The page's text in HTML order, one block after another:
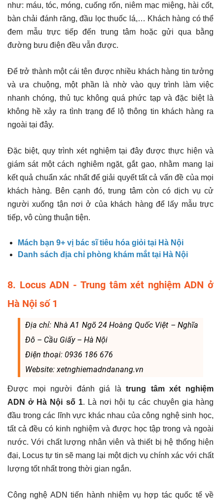
như: máu, tóc, móng, cuống rốn, niêm mạc miệng, hài cốt,
bàn chải đánh răng, đầu lọc thuốc lá,… Khách hàng có thể
đem mẫu trực tiếp đến trung tâm hoặc gửi qua bằng
đường bưu điện đều vẫn được.
Để trở thành một cái tên được nhiều khách hàng tin tưởng
và ưa chuộng, một phần là nhờ vào quy trình làm việc
nhanh chóng, thủ tục không quá phức tạp và đặc biệt là
không hề xảy ra tình trạng để lộ thông tin khách hàng ra
ngoài tại đây.
Đặc biệt, quy trình xét nghiệm tại đây được thực hiện và
giám sát một cách nghiêm ngặt, gắt gao, nhằm mang lại
kết quả chuẩn xác nhất để giải quyết tất cả vấn đề của mọi
khách hàng. Bên cạnh đó, trung tâm còn có dịch vụ cử
người xuống tận nơi ở của khách hàng để lấy mẫu trực
tiếp, vô cùng thuận tiện.
Mách bạn 9+ vị bác sĩ tiêu hóa giỏi tại Hà Nội
Danh sách địa chỉ phòng khám mắt tại Hà Nội
8. Locus ADN - Trung tâm xét nghiệm ADN ở
Hà Nội số 1
Địa chỉ: Nhà A1 Ngõ 24 Hoàng Quốc Việt – Nghĩa
Đô – Cầu Giấy – Hà Nội
Điện thoại: 0936 186 676
Website: xetnghiemadndanang.vn
Được mọi người đánh giá làtrung tâm xét nghiệm
ADN ở Hà Nội số 1. Là nơi hội tụ các chuyên gia hàng
đầu trong các lĩnh vực khác nhau của công nghệ sinh học,
tất cả đều có kinh nghiệm và được học tập trong và ngoài
nước. Với chất lượng nhân viên và thiết bị hệ thống hiện
đại, Locus tự tin sẽ mang lại một dịch vụ chính xác với chất
lượng tốt nhất trong thời gian ngắn.
Công nghệ ADN tiến hành nhiệm vụ hợp tác quốc tế về